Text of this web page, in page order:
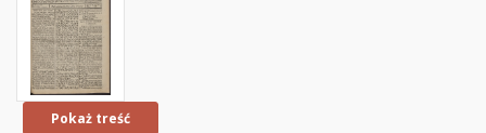
Pokaż treść